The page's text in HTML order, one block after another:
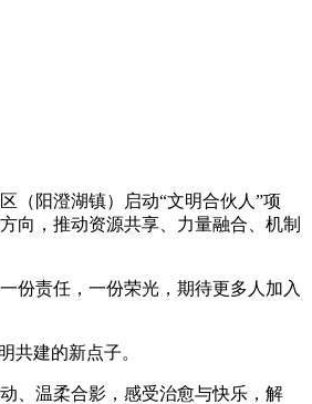
阳澄湖镇）启动“文明合伙人”项
向，推动资源共享、力量融合、机制
责任，一份荣光，期待更多人加入
建的新点子。
温柔合影，感受治愈与快乐，解